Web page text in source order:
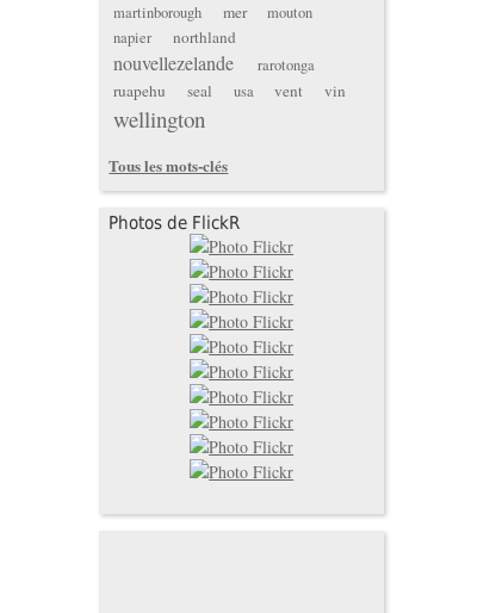
martinborough mer
mouton
napier
northland
nouvellezelande rarotonga
ruapehu seal usa vent vin
wellington
Tous les mots-clés
Photos de FlickR